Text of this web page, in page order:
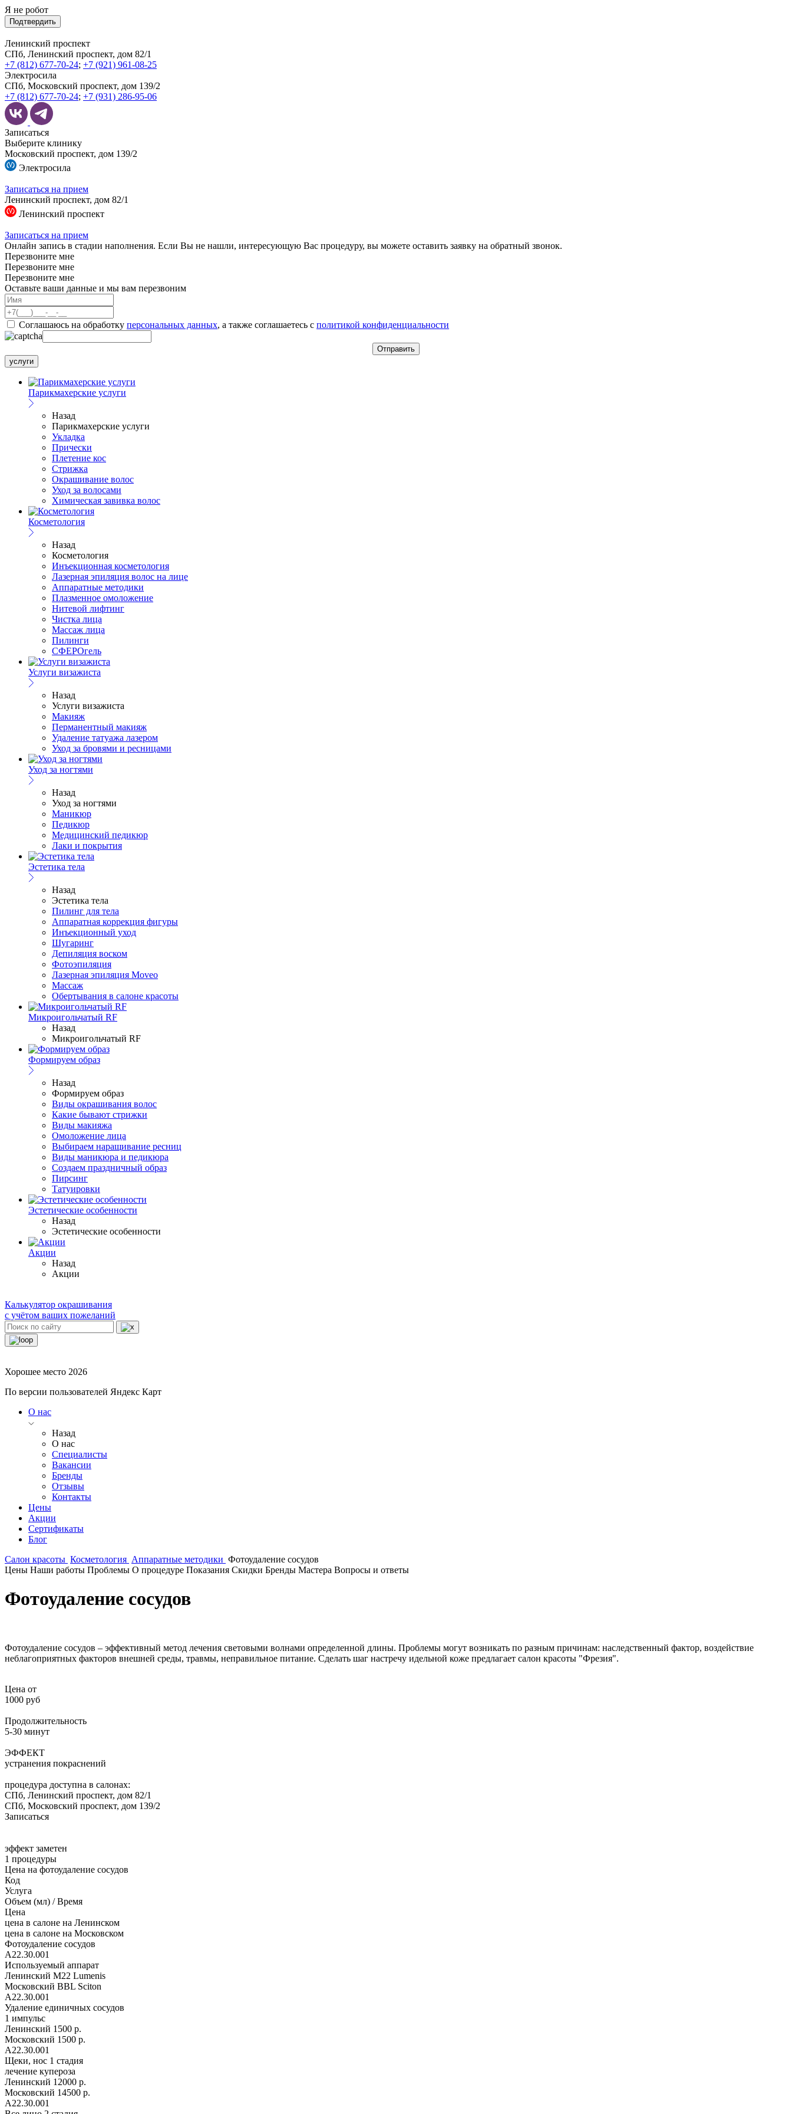
Я не робот
Подтвердить
Ленинский проспект
СПб, Ленинский проспект, дом 82/1
+7 (812) 677-70-24; +7 (921) 961-08-25
Электросила
СПб, Московский проспект, дом 139/2
+7 (812) 677-70-24; +7 (931) 286-95-06
Записаться
Выберите клинику
Московский проспект, дом 139/2
Электросила
Записаться на прием
Ленинский проспект, дом 82/1
Ленинский проспект
Записаться на прием
Онлайн запись в стадии наполнения. Если Вы не нашли, интересующую Вас процедуру, вы можете оставить заявку на обратный звонок.
Перезвоните мне
Перезвоните мне
Перезвоните мне
Оставьте ваши данные и мы вам перезвоним
Соглашаюсь на обработку персональных данных, а также соглашаетесь c политикой конфиденциальности
услуги
Парикмахерские услуги
Назад
Парикмахерские услуги
Укладка
Прически
Плетение кос
Стрижка
Окрашивание волос
Уход за волосами
Химическая завивка волос
Косметология
Назад
Косметология
Инъекционная косметология
Лазерная эпиляция волос на лице
Аппаратные методики
Плазменное омоложение
Нитевой лифтинг
Чистка лица
Массаж лица
Пилинги
СФЕРОгель
Услуги визажиста
Назад
Услуги визажиста
Макияж
Перманентный макияж
Удаление татуажа лазером
Уход за бровями и ресницами
Уход за ногтями
Назад
Уход за ногтями
Маникюр
Педикюр
Медицинский педикюр
Лаки и покрытия
Эстетика тела
Назад
Эстетика тела
Пилинг для тела
Аппаратная коррекция фигуры
Инъекционный уход
Шугаринг
Депиляция воском
Фотоэпиляция
Лазерная эпиляция Moveo
Массаж
Обертывания в салоне красоты
Микроигольчатый RF
Назад
Микроигольчатый RF
Формируем образ
Назад
Формируем образ
Виды окрашивания волос
Какие бывают стрижки
Виды макияжа
Омоложение лица
Выбираем наращивание ресниц
Виды маникюра и педикюра
Создаем праздничный образ
Пирсинг
Татуировки
Эстетические особенности
Назад
Эстетические особенности
Акции
Назад
Акции
Калькулятор окрашивания
с учётом ваших пожеланий
Хорошее место 2026
По версии пользователей Яндекс Карт
О нас
Назад
О нас
Специалисты
Вакансии
Бренды
Отзывы
Контакты
Цены
Акции
Сертификаты
Блог
Салон красоты Косметология Аппаратные методики Фотоудаление сосудов
Цены Наши работы Проблемы О процедуре Показания Скидки Бренды Мастера Вопросы и ответы
Фотоудаление сосудов
Фотоудаление сосудов – эффективный метод лечения световыми волнами определенной длины. Проблемы могут возникать по разным причинам: наследственный фактор, воздействие
неблагоприятных факторов внешней среды, травмы, неправильное питание. Сделать шаг настречу идельной коже предлагает салон красоты "Фрезия".
Цена от
1000 руб
Продолжительность
5-30 минут
ЭФФЕКТ
устранения покраснений
процедура доступна в салонах:
СПб, Ленинский проспект, дом 82/1
СПб, Московский проспект, дом 139/2
Записаться
эффект заметен
1 процедуры
Цена на фотоудаление сосудов
Код
Услуга
Объем (мл) / Время
Цена
цена в салоне на Ленинском
цена в салоне на Московском
Фотоудаление сосудов
A22.30.001
Используемый аппарат
Ленинский М22 Lumenis
Московский BBL Sciton
A22.30.001
Удаление единичных сосудов
1 импульс
Ленинский 1500 р.
Московский 1500 р.
A22.30.001
Щеки, нос 1 стадия
лечение купероза
Ленинский 12000 р.
Московский 14500 р.
A22.30.001